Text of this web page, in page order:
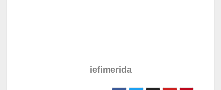
iefimerida